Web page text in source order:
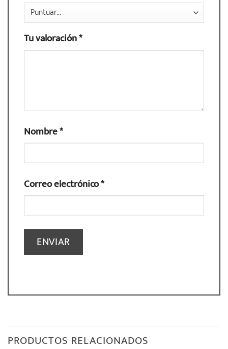
Tu valoración*
Nombre*
Correo electrónico*
PRODUCTOS RELACIONADOS